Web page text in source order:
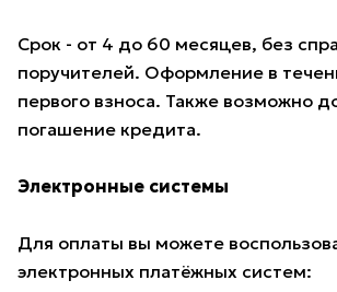
Срок - от 4 до 60 месяцев, без
поручителей. Оформление в
первого взноса. Также возможно
погашение кредита.
Электронные системы
Для оплаты вы можете
электронных платёжных систем: